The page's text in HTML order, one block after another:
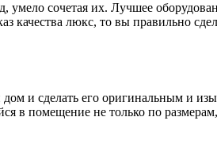
умело сочетая их. Лучшее
люкс, то вы правильно
дом и сделать его оригинальным и
в помещение не только по